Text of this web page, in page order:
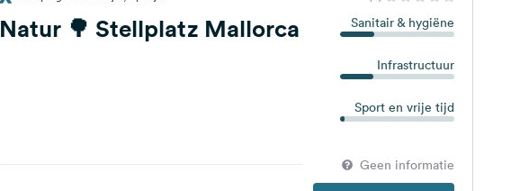
Natur 🌳 Stellplatz Mallorca Sanitair & hygiëne
Infrastructuur
Sport en vrije tijd
Geen informatie